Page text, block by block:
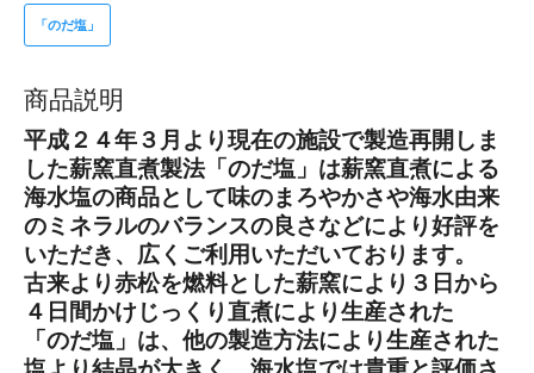
「のだ塩」
商品説明
平成２４年３月より現在の施設で製造再開しま
した薪窯直煮製法「のだ塩」は薪窯直煮による
海水塩の商品として味のまろやかさや海水由来
のミネラルのバランスの良さなどにより好評を
いただき、広くご利用いただいております。
古来より赤松を燃料とした薪窯により３日から
４日間かけじっくり直煮により生産された
「のだ塩」は、他の製造方法により生産された